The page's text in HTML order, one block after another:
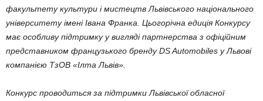
факультету культури і мистецтв Львівського національного
університету імені Івана Франка. Цьогорічна едиція Конкурсу
має особливу підтримку у вигляді партнерства з офіційним
представником французького бренду DS Automobiles у Львові
компанією ТзОВ «Ілта Львів».
Конкурс проводиться за підтримки Львівської обласної